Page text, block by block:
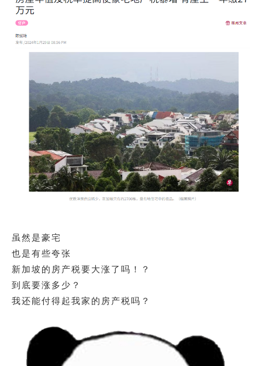
虽然是豪宅
也是有些夸张
新加坡的房产税要大涨了吗！？
到底要涨多少？
我还能付得起我家的房产税吗？